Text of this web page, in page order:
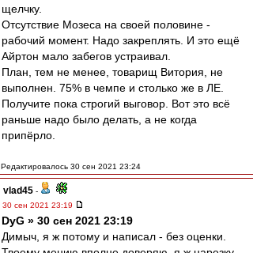
щелчку.
Отсутствие Мозеса на своей половине -
рабочий момент. Надо закреплять. И это ещё
Айртон мало забегов устраивал.
План, тем не менее, товарищ Витория, не
выполнен. 75% в чемпе и столько же в ЛЕ.
Получите пока строгий выговор. Вот это всё
раньше надо было делать, а не когда
припёрло.
Редактировалось 30 сен 2021 23:24
vlad45 -
30 сен 2021 23:19
DyG » 30 сен 2021 23:19
Димыч, я ж потому и написал - без оценки.